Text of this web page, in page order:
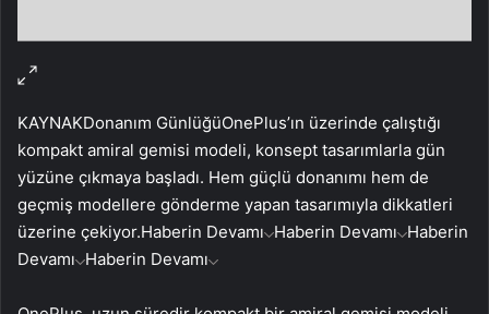
KAYNAKDonanım GünlüğüOnePlus’ın üzerinde çalıştığı
kompakt amiral gemisi modeli, konsept tasarımlarla gün
yüzüne çıkmaya başladı. Hem güçlü donanımı hem de
geçmiş modellere gönderme yapan tasarımıyla dikkatleri
üzerine çekiyor.Haberin Devamı Haberin Devamı Haberin
Devamı Haberin Devamı